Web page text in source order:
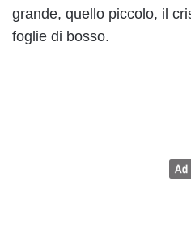
grande, quello piccolo, il
foglie di bosso.